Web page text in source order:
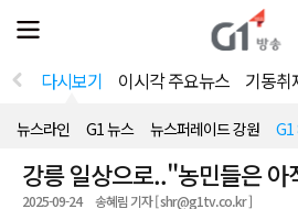
전
체
뉴
열
다시보기 이시각 주요뉴스 기동취
뉴스라인 G1 뉴스 뉴스퍼레이드 강원 G1
강릉 일상으로.."농민들은 아
2025-09-24 송혜림 기자 [ shr@g1tv.co.kr ]